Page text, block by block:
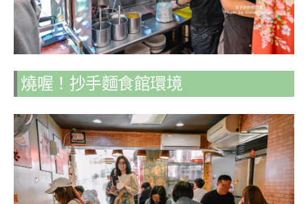
燒喔！抄手麵食館環境